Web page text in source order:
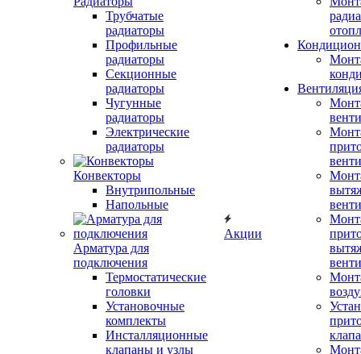
Трубчатые
радиаторы
Профильные
радиаторы
Секционные
радиаторы
Чугунные
радиаторы
Электрические
радиаторы
Конвекторы
Внутрипольные
Напольные
Арматура для
подключения
Термостатические
головки
Установочные
комплекты
Инсталляционные
клапаны и узлы
Акции